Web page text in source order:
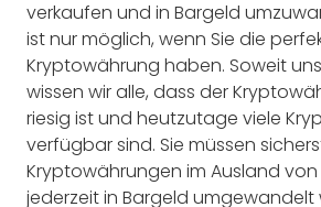
verkaufen und in Bargeld
ist nur möglich, wenn Sie die
Kryptowährung haben. Soweit
wissen wir alle, dass der
riesig ist und heutzutage viele
verfügbar sind. Sie müssen
Kryptowährungen im Ausland
jederzeit in Bargeld umgewandelt